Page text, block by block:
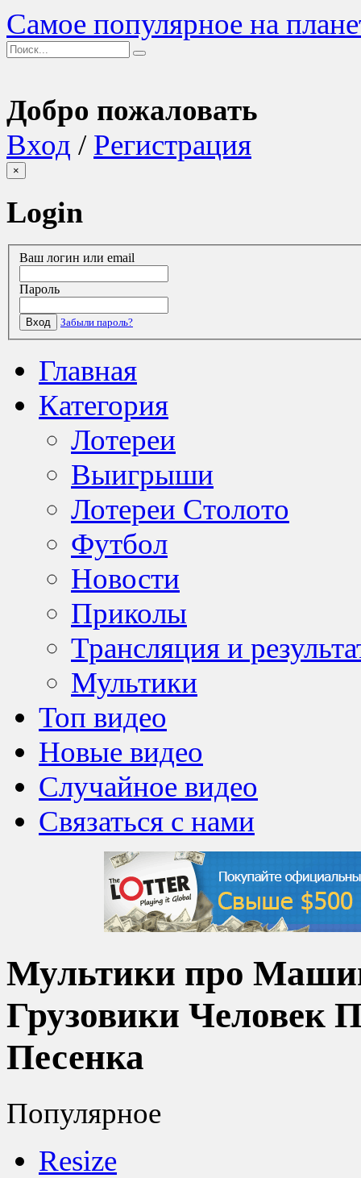
Самое популярное на
Добро пожаловать
Вход / Регистрация
×
Login
Ваш логин или email
Пароль
Вход Забыли пароль?
Главная
Категория
Лотереи
Выигрыши
Лотереи Столото
Футбол
Новости
Приколы
Трансляция и
Мультики
Топ видео
Новые видео
Случайное видео
Связаться с нами
Мультики про
Грузовики Человек
Песенка
Популярное
Resize